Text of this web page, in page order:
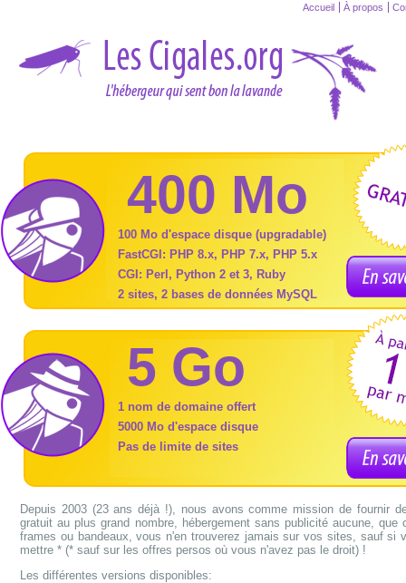
Accueil À propos
400 Mo
100 Mo d'espace disque (upgradable)
FastCGI: PHP 8.x, PHP 7.x, PHP 5.x
CGI: Perl, Python 2 et 3, Ruby
2 sites, 2 bases de données MySQL
5 Go
1 nom de domaine offert
5000 Mo d'espace disque
Pas de limite de sites
Depuis 2003 (23 ans déjà !), nous avons comme mission de fournir
gratuit au plus grand nombre, hébergement sans publicité aucune, que
frames ou bandeaux, vous n'en trouverez jamais sur vos sites, sauf si
mettre * (* sauf sur les offres persos où vous n'avez pas le droit) !
Les différentes versions disponibles: